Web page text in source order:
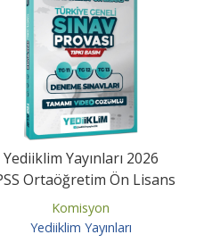
Yediiklim Yayınları 2026
Ortaöğretim Ön Lisans
GY-GK Türkiye Geneli...
Komisyon
Yediiklim Yayınları